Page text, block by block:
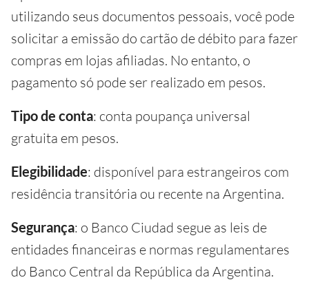
utilizando seus documentos pessoais, você pode
solicitar a emissão do cartão de débito para fazer
compras em lojas afiliadas. No entanto, o
pagamento só pode ser realizado em pesos.
Tipo de conta: conta poupança universal
gratuita em pesos.
Elegibilidade: disponível para estrangeiros com
residência transitória ou recente na Argentina.
Segurança: o Banco Ciudad segue as leis de
entidades financeiras e normas regulamentares
do Banco Central da República da Argentina.